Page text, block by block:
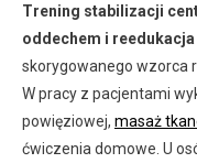
Trening stabilizacji
oddechem i
skorygowanego wzorca
W pracy z pacjentami
powięziowej, masaż
ćwiczenia domowe. U